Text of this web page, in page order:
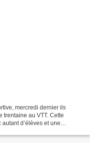
mercredi dernier ils
trentaine au VTT. Cette
d’élèves et une